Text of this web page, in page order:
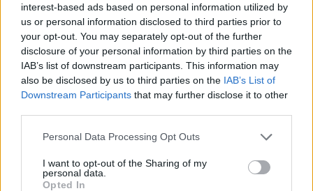
interest-based ads based on personal information utilized by
us or personal information disclosed to third parties prior to
your opt-out. You may separately opt-out of the further
disclosure of your personal information by third parties on the
IAB’s list of downstream participants. This information may
also be disclosed by us to third parties on the IAB’s List of
Downstream Participants that may further disclose it to other
Personal Data Processing Opt Outs
I want to opt-out of the Sharing of my
personal data.
Opted In
Han sköljde genast ögat med en ögondusch, innan
han ringde 112. Det slutade med att två ambulanser
kom till bryggeriet och Fredrik fick följa med till
sjukhus.